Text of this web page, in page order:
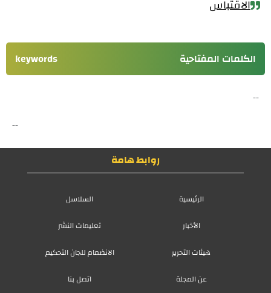
الاقتباس
الكلمات المفتاحية keywords
--
--
روابط هامة
الرئيسية
السلاسل
الأخبار
تعليمات النشر
هيئات التحرير
الانضمام للجان التحكيم
عن المجلة
اتصل بنا